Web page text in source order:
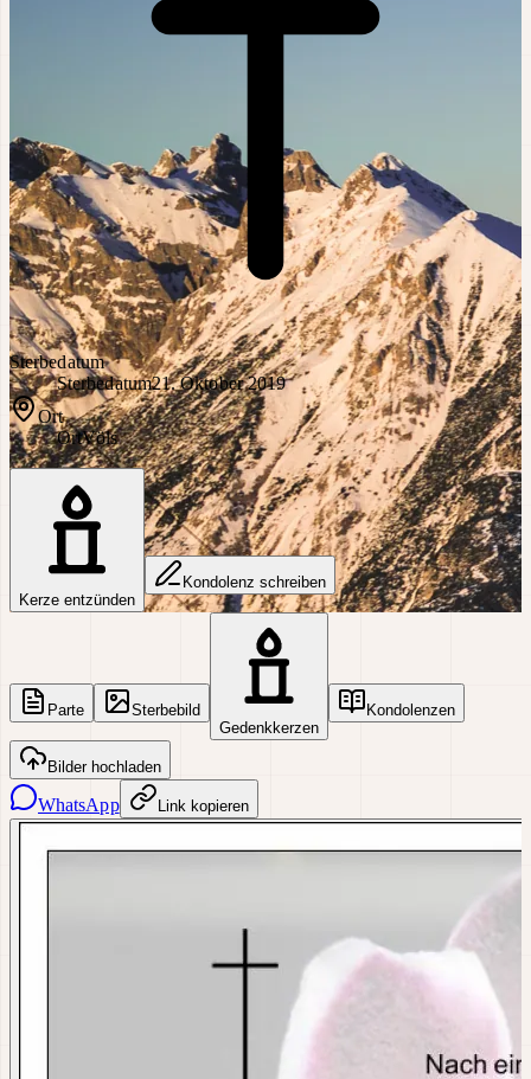
Sterbedatum
Sterbedatum21. Oktober 2019
Ort
OrtVöls
Kerze entzünden
Kondolenz schreiben
Parte
Sterbebild
Gedenkkerzen
Kondolenzen
Bilder hochladen
WhatsApp Link kopieren